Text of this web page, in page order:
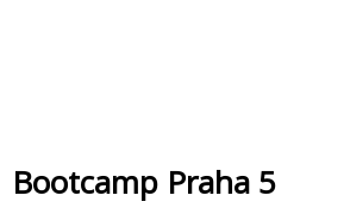
Bootcamp Praha 5